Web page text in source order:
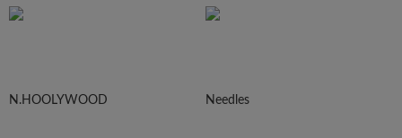
N.HOOLYWOOD Needles